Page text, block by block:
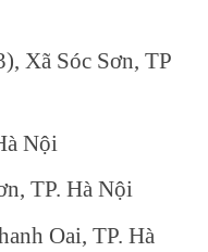
Xã Sóc Sơn, TP
Nội
TP. Hà Nội
Oai, TP. Hà